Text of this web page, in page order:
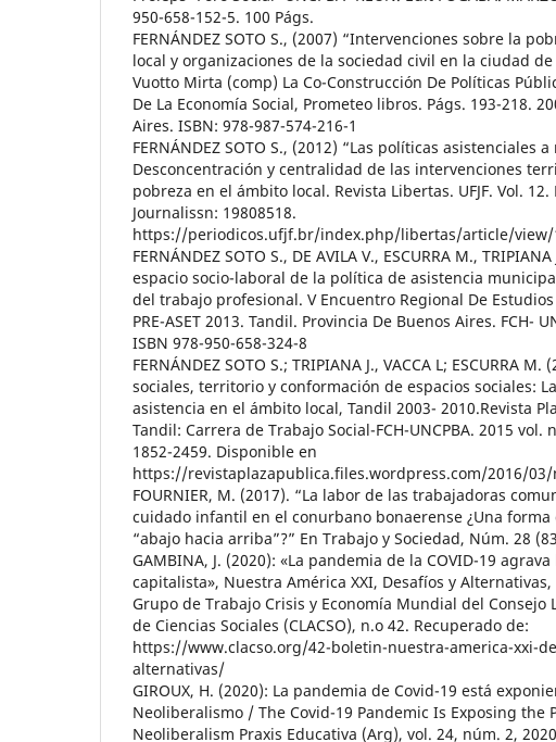
950-658-152-5. 100 Págs.
FERNÁNDEZ SOTO S., (2007) “Intervenciones sobre la
local y organizaciones de la sociedad civil en la ciudad de
Vuotto Mirta (comp) La Co-Construcción De Políticas
De La Economía Social, Prometeo libros. Págs. 193-218.
Aires. ISBN: 978-987-574-216-1
FERNÁNDEZ SOTO S., (2012) “Las políticas asistenciales
Desconcentración y centralidad de las intervenciones
pobreza en el ámbito local. Revista Libertas. UFJF. Vol. 12.
Journalissn: 19808518.
https://periodicos.ufjf.br/index.php/libertas/article/view/
FERNÁNDEZ SOTO S., DE AVILA V., ESCURRA M.,
espacio socio-laboral de la política de asistencia
del trabajo profesional. V Encuentro Regional De
PRE-ASET 2013. Tandil. Provincia De Buenos Aires. FCH-
ISBN 978-950-658-324-8
FERNÁNDEZ SOTO S.; TRIPIANA J., VACCA L; ESCURRA M.
sociales, territorio y conformación de espacios sociales:
asistencia en el ámbito local, Tandil 2003- 2010.Revista
Tandil: Carrera de Trabajo Social-FCH-UNCPBA. 2015 vol.
1852-2459. Disponible en
https://revistaplazapublica.files.wordpress.com/2016/
FOURNIER, M. (2017). “La labor de las trabajadoras
cuidado infantil en el conurbano bonaerense ¿Una
“abajo hacia arriba”?” En Trabajo y Sociedad, Núm. 28
GAMBINA, J. (2020): «La pandemia de la COVID-19
capitalista», Nuestra América XXI, Desafíos y
Grupo de Trabajo Crisis y Economía Mundial del Consejo
de Ciencias Sociales (CLACSO), n.o 42. Recuperado de:
https://www.clacso.org/42-boletin-nuestra-america-xxi-
alternativas/
GIROUX, H. (2020): La pandemia de Covid-19 está
Neoliberalismo / The Covid-19 Pandemic Is Exposing the
Neoliberalism Praxis Educativa (Arg), vol. 24, núm. 2,